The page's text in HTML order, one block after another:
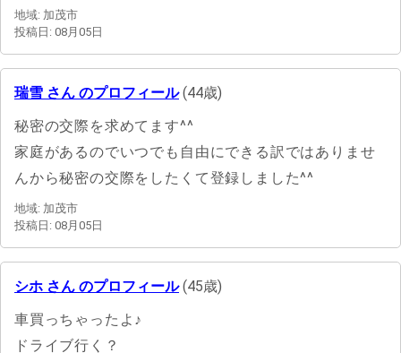
地域: 加茂市
投稿日: 08月05日
瑞雪 さん のプロフィール(44歳)
秘密の交際を求めてます^^
家庭があるのでいつでも自由にできる訳ではありませ
んから秘密の交際をしたくて登録しました^^
地域: 加茂市
投稿日: 08月05日
シホ さん のプロフィール(45歳)
車買っちゃったよ♪
ドライブ行く？